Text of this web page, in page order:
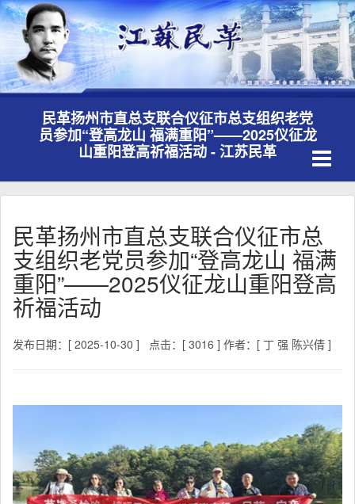
民革扬州市直总支联合仪征市总支组织老党
员参加“登高龙山 福满重阳”——2025仪征龙
山重阳登高祈福活动 - 江苏民革
Toggle
民革扬州市直总支联合仪征市总
支组织老党员参加“登高龙山 福满
重阳”——2025仪征龙山重阳登高
祈福活动
发布日期：[ 2025-10-30 ] 点击：[ 3016 ] 作者：[ 丁 强 陈兴倩 ]